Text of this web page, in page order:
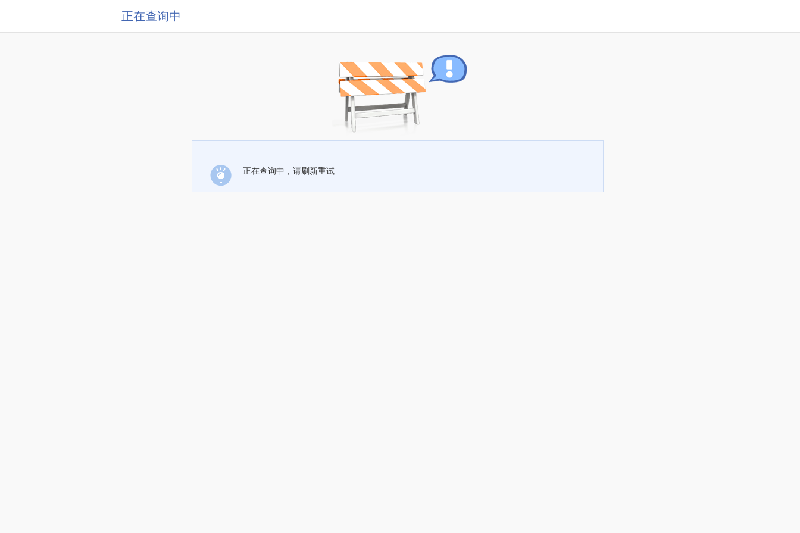
正在查询中
正在查询中，请刷新重试